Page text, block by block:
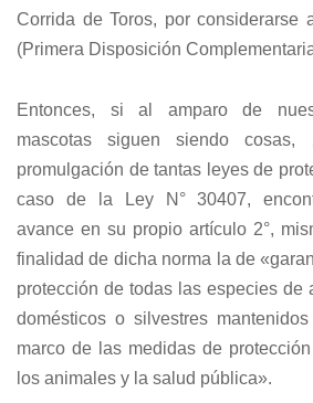
Corrida de Toros, por considerarse
(Primera Disposición
Entonces, si al amparo de
mascotas siguen siendo
promulgación de tantas leyes de
caso de la Ley N° 30407,
avance en su propio artículo 2°,
finalidad de dicha norma la de
protección de todas las especies de
domésticos o silvestres
marco de las medidas de
los animales y la salud pública».